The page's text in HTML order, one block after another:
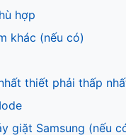
hợp
khác (nếu có)
thiết phải thấp
giặt Samsung (nếu